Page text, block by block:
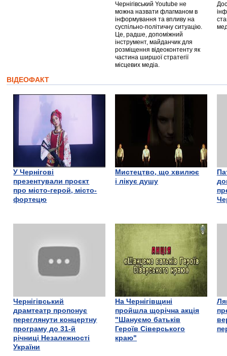
Чернігівський Youtube не
можна назвати флагманом в
інформування та впливу на
суспільно-політичну ситуацію.
Це, радше, допоміжний
інструмент, майданчик для
розміщення відеоконтенту як
частина ширшої стратегії
місцевих медіа.
ВІДЕОФАКТ
У Чернігові
презентували проєкт
про місто-герой, місто-
фортецю
Мистецтво, що хвилює
і лікує душу
Чернігівський
драмтеатр пропонує
переглянути концертну
програму до 31-й
річниці Незалежності
України
На Чернігівщині
пройшла щорічна акція
"Шануємо батьків
Героїв Сіверського
краю"